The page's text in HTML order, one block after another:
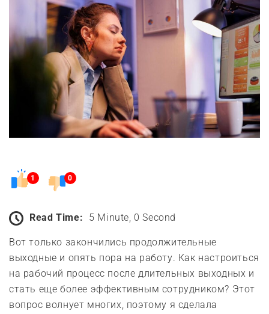
1 0
Read Time: 5 Minute, 0 Second
Вот только закончились продолжительные
выходные и опять пора на работу. Как настроиться
на рабочий процесс после длительных выходных и
стать еще более эффективным сотрудником? Этот
вопрос волнует многих, поэтому я сделала